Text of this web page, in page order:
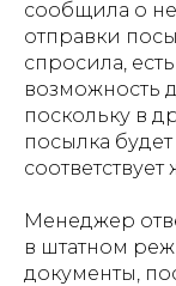
сообщила о
отправки
спросила,
возможность
поскольку в
посылка
Менеджер
в штатном
документы,